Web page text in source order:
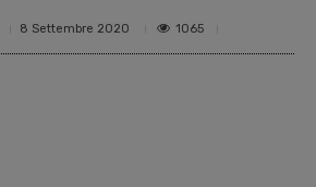
8 Settembre 2020 1065